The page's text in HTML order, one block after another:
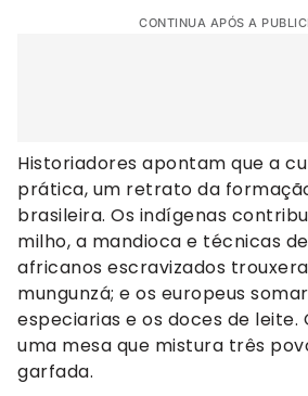
CONTINUA APÓS A
Historiadores apontam que a
prática, um retrato da
brasileira. Os indígenas
milho, a mandioca e técnicas
africanos escravizados
mungunzá; e os europeus
especiarias e os doces de leite.
uma mesa que mistura três
garfada.